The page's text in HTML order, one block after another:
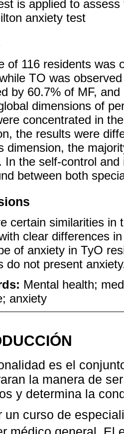
is applied to
anxiety test
of 116 residents was
TO was
by 60.7% of MF,
dimensions of
concentrated in
the results were
dimension, the
In the self-control
between both
certain similarities in
clear differences
of anxiety in TyO
do not present
Mental health;
anxiety
es el
la manera de
y determina la
un curso de